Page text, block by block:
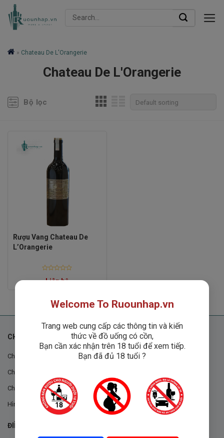
Skip
Search
» Chateau De L'Orangerie
Chateau De L'Orangerie
Bộ lọc
Rượu Vang Chateau De
L’Orangerie
Rated
Liên hệ
CHÍNH SÁCH
Chính sách chung
Chính sách đổi trả
Chính sách mua hàng
Hình thức thanh toán
ĐIỀU KHOẢN VÀ CHÍNH SÁCH
Welcome To Ruounhap.vn
Trang web cung cấp các thông tin và kiến
thức về đồ uống có cồn,
Bạn cần xác nhận trên 18 tuổi để xem tiếp.
Bạn đã đủ 18 tuổi ?